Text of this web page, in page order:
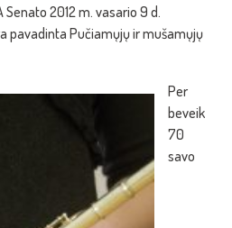
Senato 2012 m. vasario 9 d.
pavadinta Pučiamųjų ir mušamųjų
Per
beveik
70
savo